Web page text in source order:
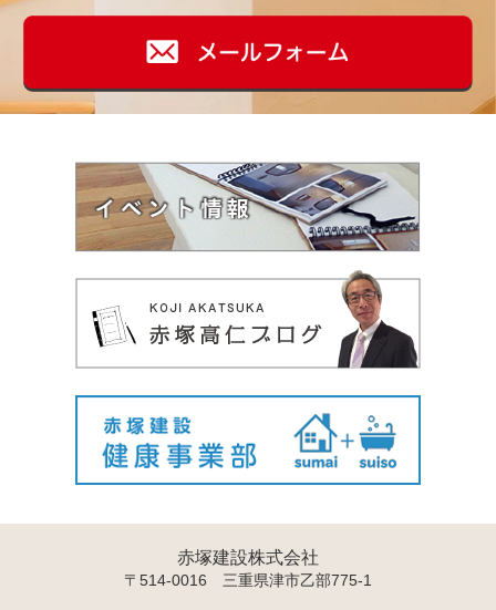
赤塚建設株式会社
〒514-0016 三重県津市乙部775-1